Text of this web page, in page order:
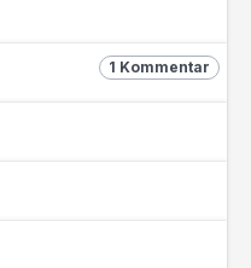
1 Kommentar